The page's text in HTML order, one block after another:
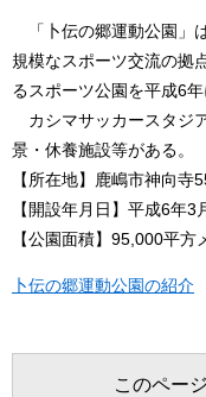
「卜伝の郷運動公園」
規模なスポーツ交流の拠
るスポーツ公園を平成6年
カシマサッカースタジ
景・休養施設等がある。
【所在地】鹿嶋市神向寺
【開設年月日】平成6年3
【公園面積】95,000平方
卜伝の郷運動公園の紹介
このペー